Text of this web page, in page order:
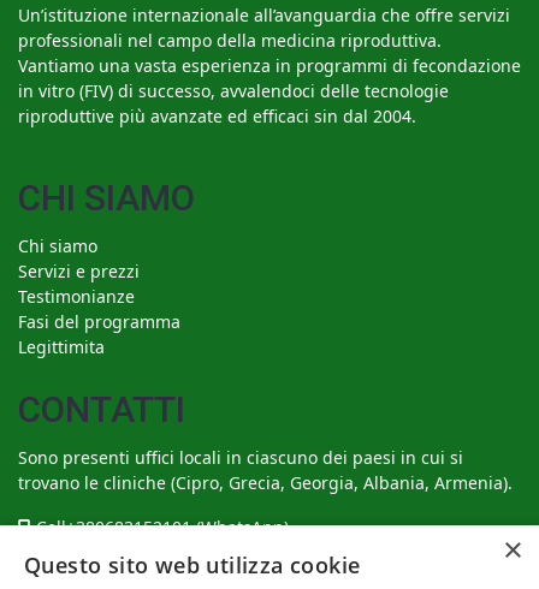
Un’istituzione internazionale all’avanguardia che offre servizi
professionali nel campo della medicina riproduttiva.
Vantiamo una vasta esperienza in programmi di fecondazione
in vitro (FIV) di successo, avvalendoci delle tecnologie
riproduttive più avanzate ed efficaci sin dal 2004.
CHI SIAMO
Chi siamo
Servizi e prezzi
Testimonianze
Fasi del programma
Legittimita
CONTATTI
Sono presenti uffici locali in ciascuno dei paesi in cui si
trovano le cliniche (Cipro, Grecia, Georgia, Albania, Armenia).
Cell+380683152101(WhatsApp)
support@surrogate-motherhood.com
×
Questo sito web utilizza cookie